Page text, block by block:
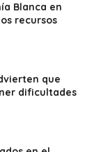
Blanca en
recursos
que
dificultades